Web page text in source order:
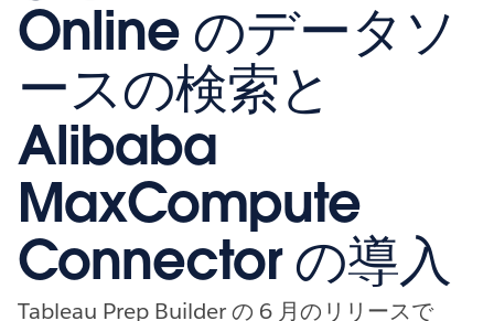
Online のデータソ
ースの検索と
Alibaba
MaxCompute
Connector の導入
Tableau Prep Builder の 6 月のリリースで